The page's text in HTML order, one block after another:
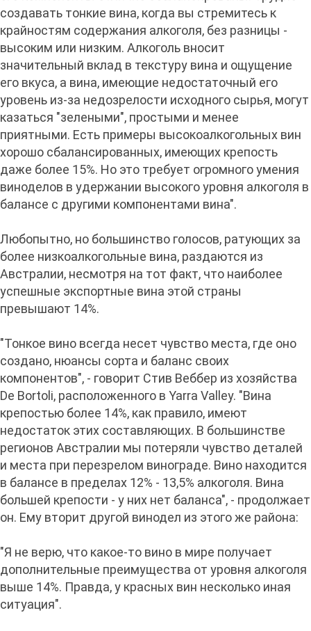
создавать тонкие вина, когда вы стремитесь к
крайностям содержания алкоголя, без разницы -
высоким или низким. Алкоголь вносит
значительный вклад в текстуру вина и ощущение
его вкуса, а вина, имеющие недостаточный его
уровень из-за недозрелости исходного сырья, могут
казаться "зелеными", простыми и менее
приятными. Есть примеры высокоалкогольных вин
хорошо сбалансированных, имеющих крепость
даже более 15%. Но это требует огромного умения
виноделов в удержании высокого уровня алкоголя в
балансе с другими компонентами вина".
Любопытно, но большинство голосов, ратующих за
более низкоалкогольные вина, раздаются из
Австралии, несмотря на тот факт, что наиболее
успешные экспортные вина этой страны
превышают 14%.
"Тонкое вино всегда несет чувство места, где оно
создано, нюансы сорта и баланс своих
компонентов", - говорит Стив Веббер из хозяйства
De Bortoli, расположенного в Yarra Valley. "Вина
крепостью более 14%, как правило, имеют
недостаток этих составляющих. В большинстве
регионов Австралии мы потеряли чувство деталей
и места при перезрелом винограде. Вино находится
в балансе в пределах 12% - 13,5% алкоголя. Вина
большей крепости - у них нет баланса", - продолжает
он. Ему вторит другой винодел из этого же района:
"Я не верю, что какое-то вино в мире получает
дополнительные преимущества от уровня алкоголя
выше 14%. Правда, у красных вин несколько иная
ситуация".